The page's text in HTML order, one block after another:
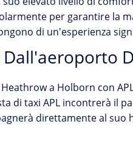
per garantire la
di un'esperienza
a Holborn con
di taxi APL incontrerà il
direttamente al suo